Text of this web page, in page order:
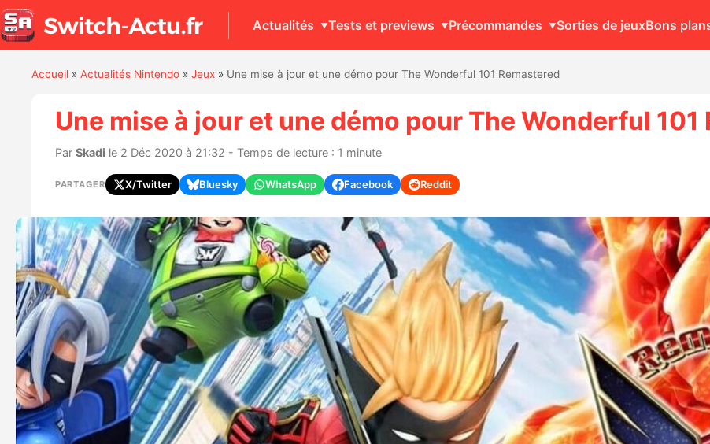
Actualités Tests et previews Précommandes Sorties de jeuxBons
Accueil» Actualités Nintendo» Jeux» Une mise à jour et une démo pour The Wonderful 101 Remastered
Une mise à jour et une démo pour The Wonderful 101
Par Skadi le 2 Déc 2020 à 21:32 - Temps de lecture : 1 minute
PARTAGER X/Twitter Bluesky WhatsApp Facebook Reddit